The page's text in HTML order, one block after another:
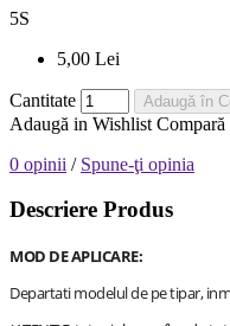
5S
5,00 Lei
Cantitate Adaugă în
Adaugă in Wishlist Compară
0 opinii / Spune-ţi opinia
Descriere Produs
MOD DE APLICARE:
Departati modelul de pe tipar,